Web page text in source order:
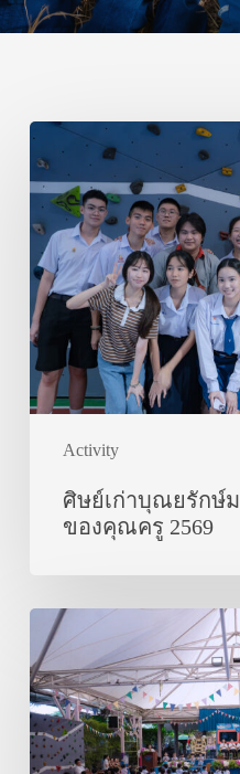
Activity
ศิษย์
เก่า
บุณย
รักษ์
มา
ร่วม
รำลึก
พระคุณ
ของ
คุณครู
2569
ศิษย์เก่าบุณยรักษ์
ของคุณครู 2569
ไหว้
ครู
ประจำ
ปี
การ